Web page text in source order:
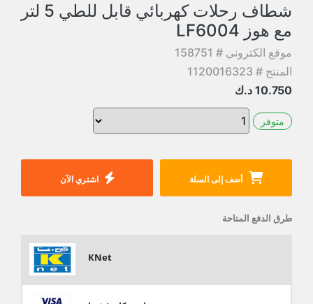
شطاف رحلات كهربائي قابل للطي 5 لتر
مع هوز LF6004
موقع الكتروني # 158751
المنتج # 1120016323
10.750 د.ك
متوفر
أضف إلى السلة اشتري الآن
طرق الدفع المتاحة
KNet